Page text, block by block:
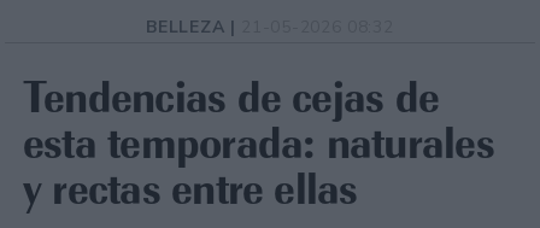
BELLEZA |
Tendencias de cejas de
esta temporada: naturales
y rectas entre ellas